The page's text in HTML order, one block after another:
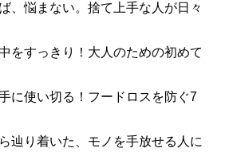
、悩まない。捨て上手な人が日々
をすっきり！大人のための初めて
に使い切る！フードロスを防ぐ7
辿り着いた、モノを手放せる人に